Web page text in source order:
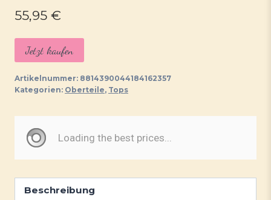
55,95 €
Jetzt kaufen
Artikelnummer: 8814390044184162357
Kategorien: Oberteile, Tops
Beschreibung